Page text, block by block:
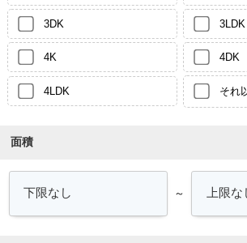
3DK 3LDK
4K 4DK
4LDK それ
面積
～